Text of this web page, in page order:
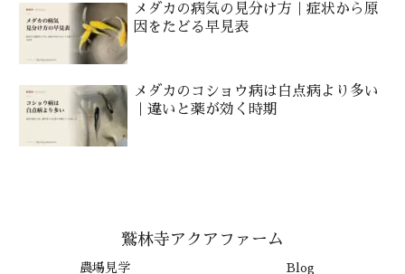
メダカの病気の見分け方｜症状から原
因をたどる早見表
メダカのコショウ病は白点病より多い
｜違いと薬が効く時期
鷲林寺アクアファーム
農場見学 Blog